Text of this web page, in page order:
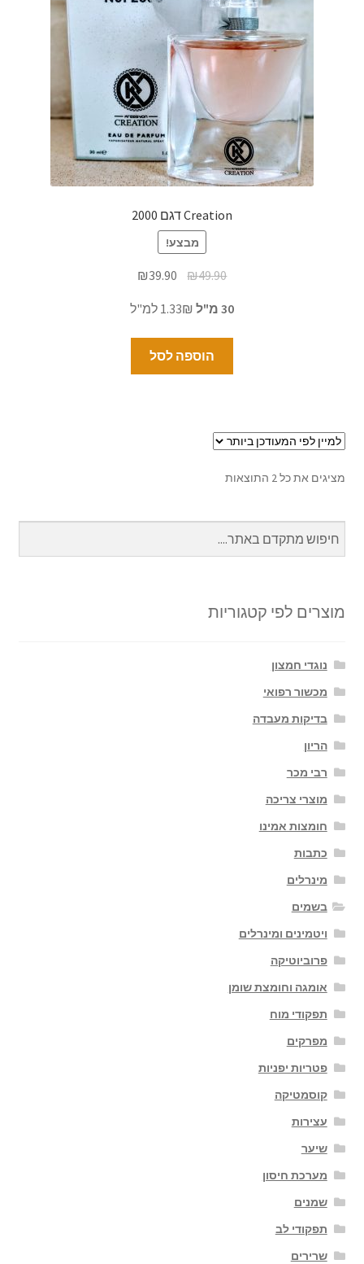
Creation דגם 2000
מבצע!
₪49.90
₪39.90
30 מ"ל
הוספה לסל
מציגים את כל ⁦2⁩ התוצאות
מוצרים לפי קטגוריות
נוגדי חמצון
מכשור רפואי
בדיקות מעבדה
הריון
רבי מכר
מוצרי צריכה
חומצות אמינו
כתבות
מינרלים
בשמים
ויטמינים ומינרלים
פרוביוטיקה
אומגה וחומצת שומן
תפקודי מוח
מפרקים
פטריות יפניות
קוסמטיקה
עצירות
שיער
מערכת חיסון
שמנים
תפקודי לב
שרירים